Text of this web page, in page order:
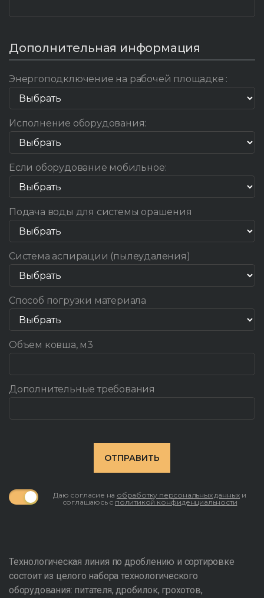
Дополнительная информация
Энергоподключение на рабочей площадке :
Исполнение оборудования:
Если оборудование мобильное:
Подача воды для системы орашения
Система аспирации (пылеудаления)
Способ погрузки материала
Объем ковша, м3
Дополнительные требования
ОТПРАВИТЬ
Даю согласие на обработку персональных данных и
соглашаюсь с политикой конфиденциальности
Технологическая линия по дроблению и сортировке
состоит из целого набора технологического
оборудования: питателя, дробилок, грохотов,